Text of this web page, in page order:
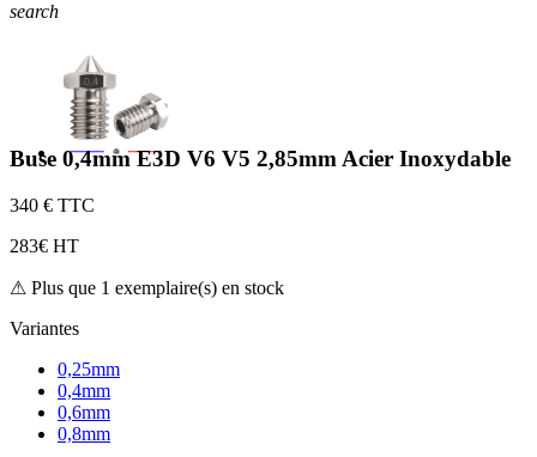
search
Buse 0,4mm E3D V6 V5 2,85mm Acier Inoxydable
340 € TTC
283€ HT
⚠ Plus que 1 exemplaire(s) en stock
Variantes
0,25mm
0,4mm
0,6mm
0,8mm